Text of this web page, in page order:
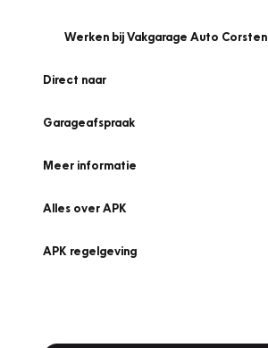
Werken bij Vakgarage Auto Corsten
Direct naar
Garageafspraak
Meer informatie
Alles over APK
APK regelgeving